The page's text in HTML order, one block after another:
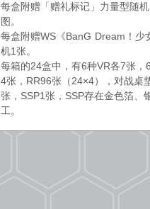
每盒附赠「赠礼标记」力量型随
图。
每盒附赠WS《BanG Dream！少
机1张。
每箱的24盒中，有6种VR各7张，
4张，RR96张（24×4），对战桌
张，SSP1张，SSP存在金色箔、
工。